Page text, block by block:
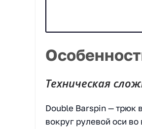
Техническая
Double Barspin — трюк
вокруг рулевой оси